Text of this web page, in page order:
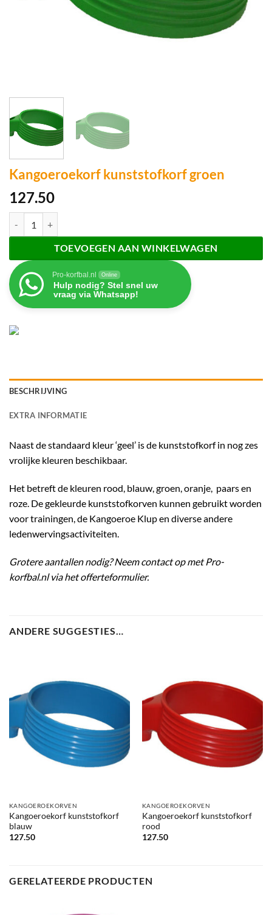
Kangoeroekorf kunststofkorf groen
127.50
TOEVOEGEN AAN WINKELWAGEN
Pro-korfbal.nl Online
Hulp nodig? Stel snel uw
vraag via Whatsapp!
BESCHRIJVING
EXTRA INFORMATIE
Naast de standaard kleur ‘geel’ is de kunststofkorf in nog zes
vrolijke kleuren beschikbaar.
Het betreft de kleuren rood, blauw, groen, oranje, paars en
roze. De gekleurde kunststofkorven kunnen gebruikt worden
voor trainingen, de Kangoeroe Klup en diverse andere
ledenwervingsactiviteiten.
Grotere aantallen nodig? Neem contact op met Pro-
korfbal.nl via het offerteformulier.
ANDERE SUGGESTIES…
KANGOEROEKORVEN
Kangoeroekorf kunststofkorf
blauw
127.50
KANGOEROEKORVEN
Kangoeroekorf kunststofkorf
rood
127.50
GERELATEERDE PRODUCTEN